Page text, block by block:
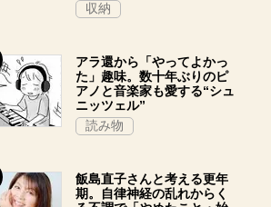
収納
アラ還から「やってよかっ
た」趣味。数十年ぶりのピ
アノと音楽家も愛する“シュ
ニッツェル”
読み物
飯島直子さんと考える更年
期。自律神経の乱れからく